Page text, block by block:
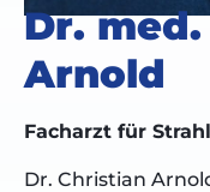
Dr.
Arnold
Facharzt für
Dr. Christian